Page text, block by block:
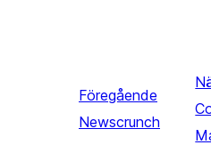
Föregående
Newscrunch